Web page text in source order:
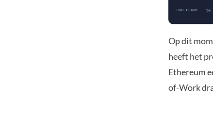
Op dit
heeft het
Ethereum
of-Work